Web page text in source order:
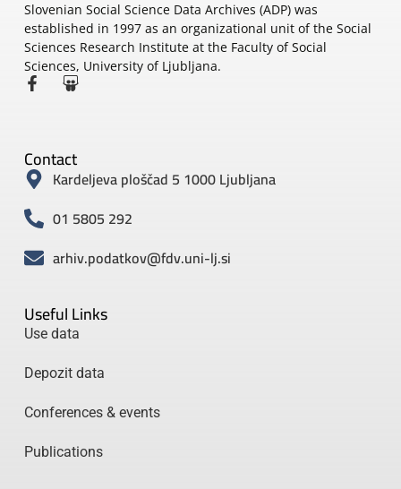
Slovenian Social Science Data Archives (ADP) was
established in 1997 as an organizational unit of the Social
Sciences Research Institute at the Faculty of Social
Sciences, University of Ljubljana.
Useful Links
Use data
Depozit data
Conferences & events
Publications
Contact
Kardeljeva ploščad 5 1000 Ljubljana
01 5805 292
arhiv.podatkov@fdv.uni-lj.si